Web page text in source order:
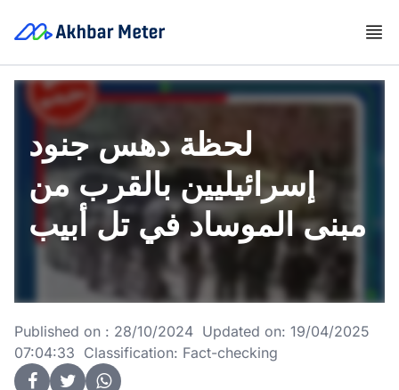
لحظة دهس جنود
إسرائيليين بالقرب من
مبنى الموساد في تل أبيب
Published on : 28/10/2024 Updated on: 19/04/2025
07:04:33 Classification: Fact-checking